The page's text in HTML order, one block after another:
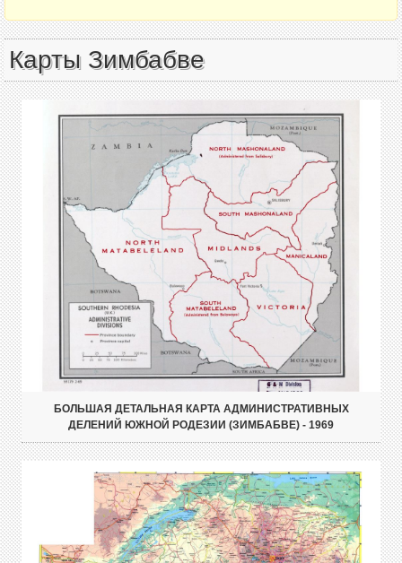
Карты Зимбабве
БОЛЬШАЯ ДЕТАЛЬНАЯ КАРТА АДМИНИСТРАТИВНЫХ
ДЕЛЕНИЙ ЮЖНОЙ РОДЕЗИИ (ЗИМБАБВЕ) - 1969